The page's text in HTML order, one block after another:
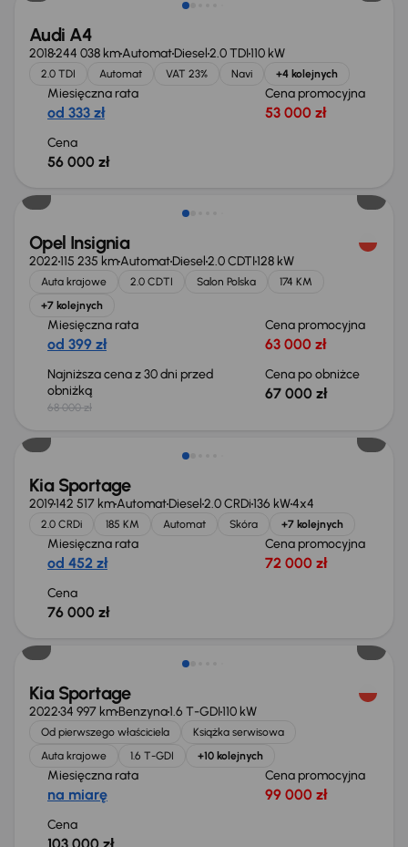
Audi A4
2018244 038 kmAutomatDiesel2.0 TDI110 kW
2.0 TDI Automat VAT 23% Navi +4 kolejnych
Miesięczna rata
od 333 zł
Cena promocyjna
53 000 zł
Cena
56 000 zł
Taniej o 1 000 zł
Opel Insignia
2022115 235 kmAutomatDiesel2.0 CDTI128 kW
Auta krajowe 2.0 CDTI Salon Polska
174 KM
+7 kolejnych
Miesięczna rata
od 399 zł
Cena promocyjna
63 000 zł
Najniższa cena z 30 dni przed
obniżką
68 000 zł
Cena po obniżce
67 000 zł
Kia Sportage
2019142 517 kmAutomatDiesel2.0 CRDi136 kW4x4
2.0 CRDi 185 KM Automat Skóra +7 kolejnych
Miesięczna rata
od 452 zł
Cena promocyjna
72 000 zł
Cena
76 000 zł
Kia Sportage
202234 997 kmBenzyna1.6 T-GDI110 kW
Od pierwszego właściciela
Książka serwisowa
Auta krajowe
1.6 T-GDI +10 kolejnych
Miesięczna rata
na miarę
Cena promocyjna
99 000 zł
Cena